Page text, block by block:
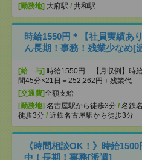
[勤務地] 大府駅 / 共和駅
時給1550円＊【社員実績あ
ん長期！事務！残業少なめ[
[給 与] 時給1550円 【月収例】時
間45分×21日＝252,262円＋残業代
[交通費]全額支給
[勤務地] 名古屋駅から徒歩3分 / 名鉄
徒歩3分 / 近鉄名古屋駅から徒歩3分
《時間相談OK！》時給
中！長期！事務[派遣]